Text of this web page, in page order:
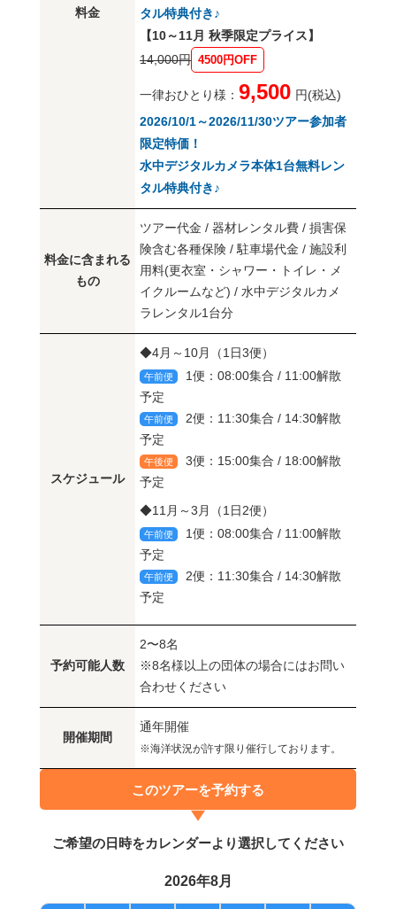
料金
タル特典付き♪
【10～11月 秋季限定プライス】
14,000円 4500円OFF
一律おひとり様： 9,500 円(税込)
2026/10/1～2026/11/30ツアー参加者
限定特価！
水中デジタルカメラ本体1台無料レン
タル特典付き♪
料金に含まれる
もの
ツアー代金 / 器材レンタル費 / 損害保
険含む各種保険 / 駐車場代金 / 施設利
用料(更衣室・シャワー・トイレ・メ
イクルームなど) / 水中デジタルカメ
ラレンタル1台分
スケジュール
◆4月～10月（1日3便）
午前便
1便：08:00集合 / 11:00解散
予定
午前便
2便：11:30集合 / 14:30解散
予定
午後便
3便：15:00集合 / 18:00解散
予定
◆11月～3月（1日2便）
午前便
1便：08:00集合 / 11:00解散
予定
午前便
2便：11:30集合 / 14:30解散
予定
予約可能人数
2〜8名
※8名様以上の団体の場合にはお問い
合わせください
開催期間
通年開催
※海洋状況が許す限り催行しております。
このツアーを予約する
ご希望の日時をカレンダーより選択してください
2026年8月